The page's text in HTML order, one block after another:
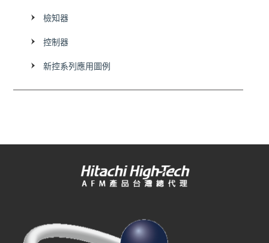
【1組SCR應用控制圖】
檢知器
控制器
新控系列應用圖例